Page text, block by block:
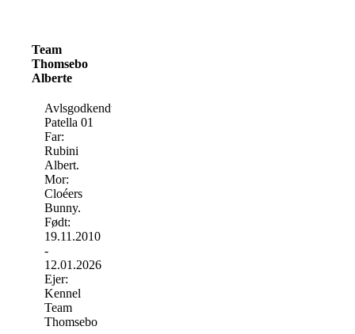
Team
Thomsebo
Alberte
Avlsgodkendt.
Patella 01
Far:
Rubini
Albert.
Mor:
Cloéers
Bunny.
Født:
19.11.2010
-
12.01.2026
Ejer:
Kennel
Team
Thomsebo